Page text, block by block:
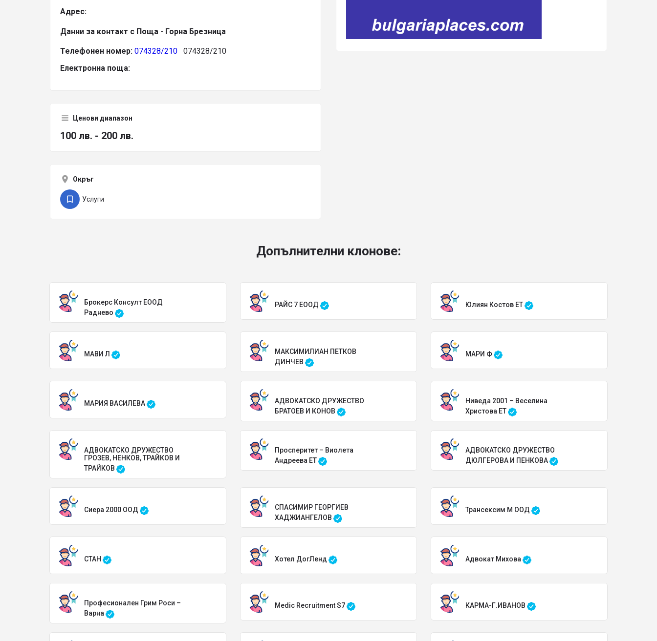
Адрес:
Данни за контакт с Поща - Горна Брезница
Телефонен номер: 074328/210 074328/210
Електронна поща:
Ценови диапазон
100 лв. - 200 лв.
Окръг
Услуги
Допълнителни клонове:
Брокерс Консулт ЕООД
Раднево
РАЙС 7 ЕООД Юлиян Костов ЕТ
МАВИ Л
МАКСИМИЛИАН ПЕТКОВ
ДИНЧЕВ
МАРИ Ф
МАРИЯ ВАСИЛЕВА
АДВОКАТСКО ДРУЖЕСТВО
БРАТОЕВ И КОНОВ
Ниведа 2001 – Веселина
Христова ЕТ
АДВОКАТСКО ДРУЖЕСТВО
ГРОЗЕВ, НЕНКОВ, ТРАЙКОВ И
ТРАЙКОВ
Просперитет – Виолета
Андреева ЕТ
АДВОКАТСКО ДРУЖЕСТВО
ДЮЛГЕРОВА И ПЕНКОВА
Сиера 2000 ООД
СПАСИМИР ГЕОРГИЕВ
ХАДЖИАНГЕЛОВ
Трансексим М ООД
СТАН Хотел ДогЛенд Адвокат Михова
Професионален Грим Роси –
Варна
Medic Recruitment S7 КАРМА-Г.ИВАНОВ